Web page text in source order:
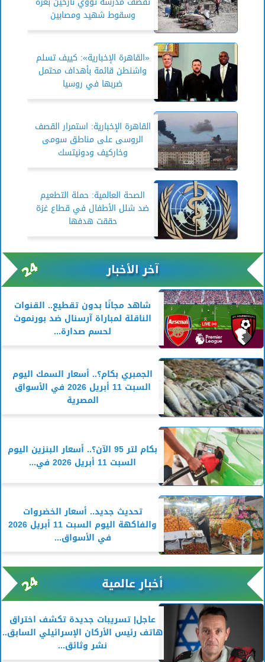
وسقوط شهيد ومصابين
«القاهرة الإخبارية»: كييف تسلم
واشنطن قائمة بأهداف محتمل
ضربها في روسيا
القاهرة الإخبارية: استمرار القصف
الروسى على مناطق سومى
وخاركيف ودونيتسك
الصحة العالمية: حملة التطعيم
ضد شلل الأطفال في قطاع غزة
حققت هدفها
آخر الأخبار
شاهد مجانًا بدون تقطيع.. القنوات
الناقلة لمباراة آرسنال ضد بورنموث
لحسم صدارة...
الجمبري بكام؟.. أسعار السمك اليوم
السبت 11 أبريل 2026 في الأسواق
المصرية
بكام لتر 95 الآن؟.. أسعار البنزين اليوم
السبت 11 أبريل 2026 في...
تحديث جديد.. أسعار الخضروات
والفاكهة اليوم السبت 11 أبريل 2026
في الأسواق...
أخبار عالمية
عاجل| تسريبات جديدة تكشف اختراق
هاتف رئيس الأركان الإسرائيلي السابق..
نشر وثائق...